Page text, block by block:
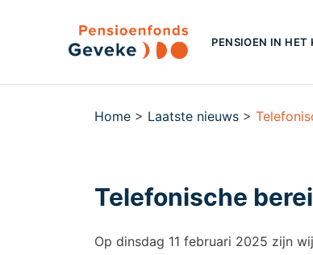
PENSIOEN IN HET
Home > Laatste nieuws >
Telefonische
Op dinsdag 11 februari 2025 zijn